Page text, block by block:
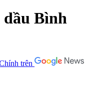
dầu Bình
trên